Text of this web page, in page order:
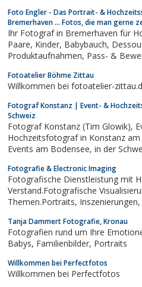
Foto Engler - Das Portrait- &
Bremerhaven ... Fotos, die man gerne
Ihr Fotograf in Bremerhaven für Hochzeiten,
Paare, Kinder, Babybauch, Dessous), Werbe- &
Produktaufnahmen,
Fotoatelier Böhme Zittau
Willkommen bei fotoatelier-
Fotograf Konstanz | Event- &
Schweiz
Fotograf Konstanz (Tim Glowik), Eventfotograf &
Hochzeitsfotograf in Konstanz
Events am
Fotografie & Electronic Imaging
Fotografische Dienstleistung mit
Verstand.Fotografische
Themen.Portraits, Inszenierungen, Reportagen.Digitale
Tanja Dammert Fotografie, Kronau
Fotografien rund um Ihre Emotionen:
Babys, Familienbilder, Portraits
Willkommen bei Perfectfotos
Willkommen bei Perfectfotos